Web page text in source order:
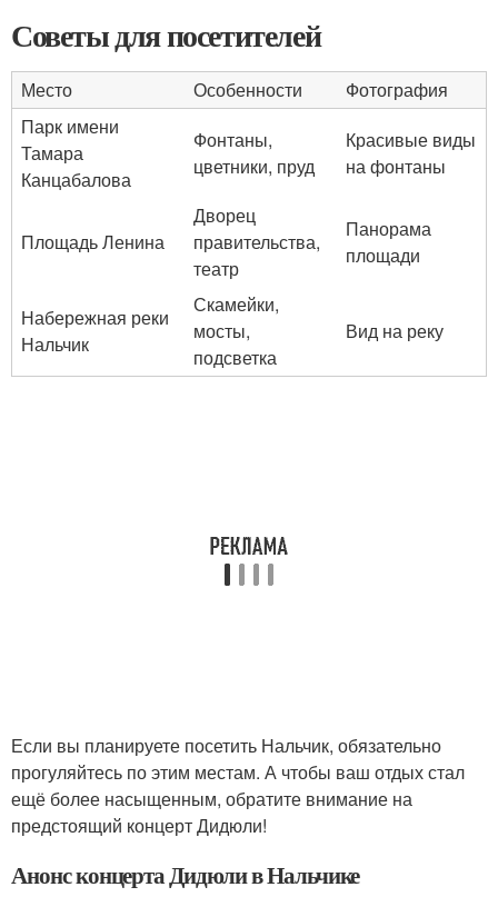
Советы для посетителей
Место Особенности
Фотография
Парк имени
Тамара
Канцабалова
Фонтаны,
цветники, пруд
Красивые виды
на фонтаны
Площадь Ленина
Дворец
правительства,
театр
Панорама
площади
Набережная реки
Нальчик
Скамейки,
мосты,
подсветка
Вид на реку
Если вы планируете посетить Нальчик, обязательно
прогуляйтесь по этим местам. А чтобы ваш отдых стал
ещё более насыщенным, обратите внимание на
предстоящий концерт Дидюли!
Анонс концерта Дидюли в Нальчике